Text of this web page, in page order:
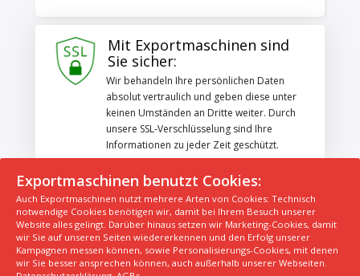
Mit Exportmaschinen sind
Sie sicher:
Wir behandeln Ihre persönlichen Daten
absolut vertraulich und geben diese unter
keinen Umständen an Dritte weiter. Durch
unsere SSL-Verschlüsselung sind Ihre
Informationen zu jeder Zeit geschützt.
© 2026 Exportmaschinen.de
Über uns
AGB Datenschutzerklärung
FAQ
Impressum
Hersteller
Unsere Top Maschinen #1
Exportmaschinen benutzt Cookies:
Auch Exportmaschinen nutzt mehrere Arten von Cookies: Technisch
notwendige Cookies benötigen wir, damit bei Ihrem Besuch unserer
Website alles gelingt. Darüber hinaus setzen wir Marketing-Cookies, damit
wir Sie auf unseren Seiten wiedererkennen und den Erfolg unserer
Kampagnen messen können, sowie Personalisierungs-Cookies, mit denen
wir Sie besser ansprechen können, auch außerhalb unserer Webseiten.